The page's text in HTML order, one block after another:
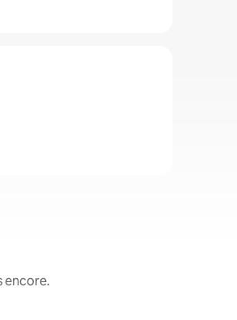
encore.